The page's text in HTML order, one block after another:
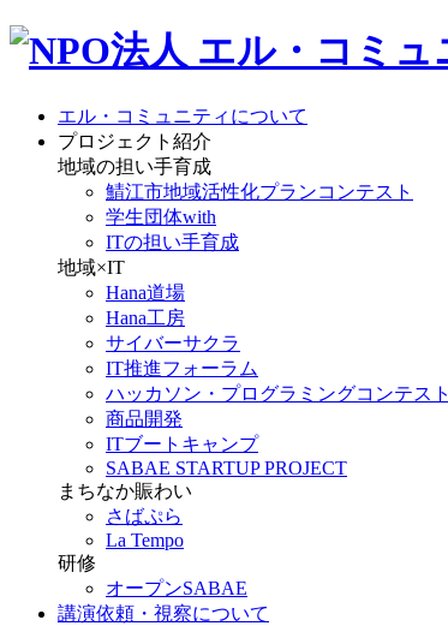
エル・コミュニティについて
プロジェクト紹介
地域の担い手育成
鯖江市地域活性化プランコンテスト
学生団体with
ITの担い手育成
地域×IT
Hana道場
Hana工房
サイバーサクラ
IT推進フォーラム
ハッカソン・プログラミングコンテスト
商品開発
ITブートキャンプ
SABAE STARTUP PROJECT
まちなか賑わい
さばぷら
La Tempo
研修
オープンSABAE
講演依頼・視察について